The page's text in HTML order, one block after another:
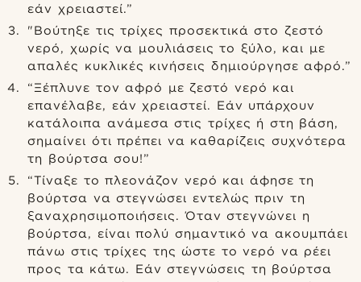
εάν χρειαστεί.”
"Βούτηξε τις τρίχες προσεκτικά στο ζεστό
νερό, χωρίς να μουλιάσεις το ξύλο, και με
απαλές κυκλικές κινήσεις δημιούργησε αφρό.”
“Ξέπλυνε τον αφρό με ζεστό νερό και
επανέλαβε, εάν χρειαστεί. Εάν υπάρχουν
κατάλοιπα ανάμεσα στις τρίχες ή στη βάση,
σημαίνει ότι πρέπει να καθαρίζεις συχνότερα
τη βούρτσα σου!”
“Τίναξε το πλεονάζον νερό και άφησε τη
βούρτσα να στεγνώσει εντελώς πριν τη
ξαναχρησιμοποιήσεις. Όταν στεγνώνει η
βούρτσα, είναι πολύ σημαντικό να ακουμπάει
πάνω στις τρίχες της ώστε το νερό να ρέει
προς τα κάτω. Εάν στεγνώσεις τη βούρτσα